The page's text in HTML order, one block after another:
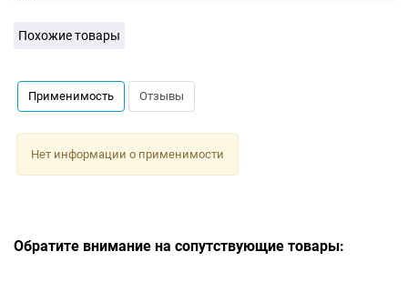
Похожие товары
Применимость Отзывы
Нет информации о применимости
Обратите внимание на сопутствующие товары: